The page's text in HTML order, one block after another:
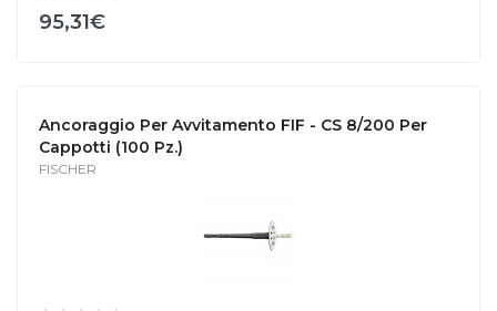
95,31€
Ancoraggio Per Avvitamento FIF - CS 8/200 Per
Cappotti (100 Pz.)
FISCHER